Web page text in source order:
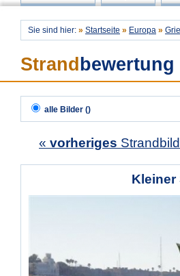
Sie sind hier: » Startseite » Europa »
Strand bewertung
alle Bilder ()
« vorheriges Strandbild
Kleiner